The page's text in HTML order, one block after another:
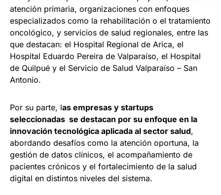
atención primaria, organizaciones con enfoques
especializados como la rehabilitación o el tratamiento
oncológico, y servicios de salud regionales, entre las
que destacan: el Hospital Regional de Arica, el
Hospital Eduardo Pereira de Valparaíso, el Hospital
de Quilpué y el Servicio de Salud Valparaíso – San
Antonio.
Por su parte, las empresas y startups
seleccionadas se destacan por su enfoque en la
innovación tecnológica aplicada al sector salud,
abordando desafíos como la atención oportuna, la
gestión de datos clínicos, el acompañamiento de
pacientes crónicos y el fortalecimiento de la salud
digital en distintos niveles del sistema.